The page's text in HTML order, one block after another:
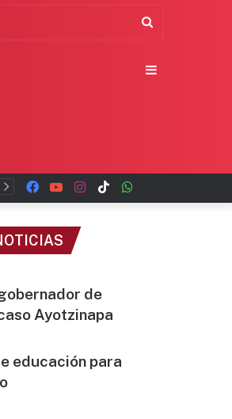
TikTok
Instagram
YouTube
Facebook
de
Ayotzinapa
educación para